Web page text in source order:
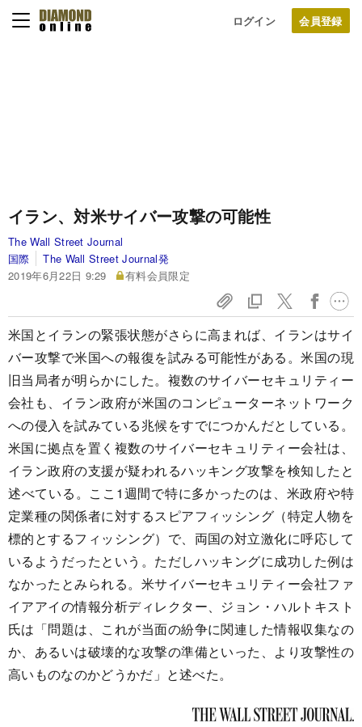
ログイン
イラン、対米サイバー攻撃の可能性
The Wall Street Journal
国際
The Wall Street Journal発
2019年6月22日 9:29
有料会員限定
米国とイランの緊張状態がさらに高まれば、イランはサイ
バー攻撃で米国への報復を試みる可能性がある。米国の現
旧当局者が明らかにした。複数のサイバーセキュリティー
会社も、イラン政府が米国のコンピューターネットワーク
への侵入を試みている兆候をすでにつかんだとしている。
米国に拠点を置く複数のサイバーセキュリティー会社は、
イラン政府の支援が疑われるハッキング攻撃を検知したと
述べている。ここ1週間で特に多かったのは、米政府や特
定業種の関係者に対するスピアフィッシング（特定人物を
標的とするフィッシング）で、両国の対立激化に呼応して
いるようだったという。ただしハッキングに成功した例は
なかったとみられる。米サイバーセキュリティー会社ファ
イアアイの情報分析ディレクター、ジョン・ハルトキスト
氏は「問題は、これが当面の紛争に関連した情報収集なの
か、あるいは破壊的な攻撃の準備といった、より攻撃性の
高いものなのかどうかだ」と述べた。